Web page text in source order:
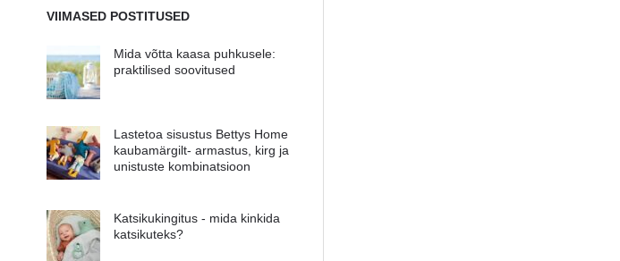
VIIMASED POSTITUSED
Mida võtta kaasa puhkusele:
praktilised soovitused
Lastetoa sisustus Bettys Home
kaubamärgilt- armastus, kirg ja
unistuste kombinatsioon
Katsikukingitus - mida kinkida
katsikuteks?